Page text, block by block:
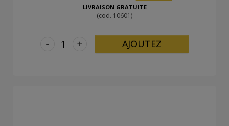
LIVRAISON GRATUITE
(cod. 10601)
+
- AJOUTEZ